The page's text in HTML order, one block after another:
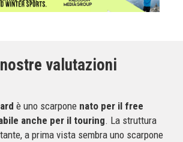
valutazioni
è uno scarpone nato per il free
anche per il touring. La struttura
a prima vista sembra uno scarpone